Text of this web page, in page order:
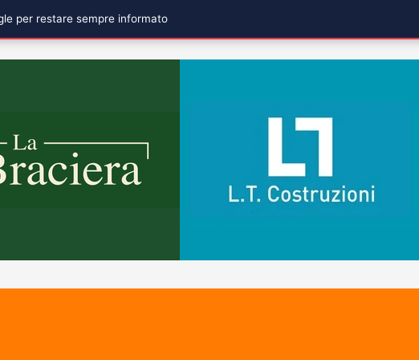
per restare sempre informato